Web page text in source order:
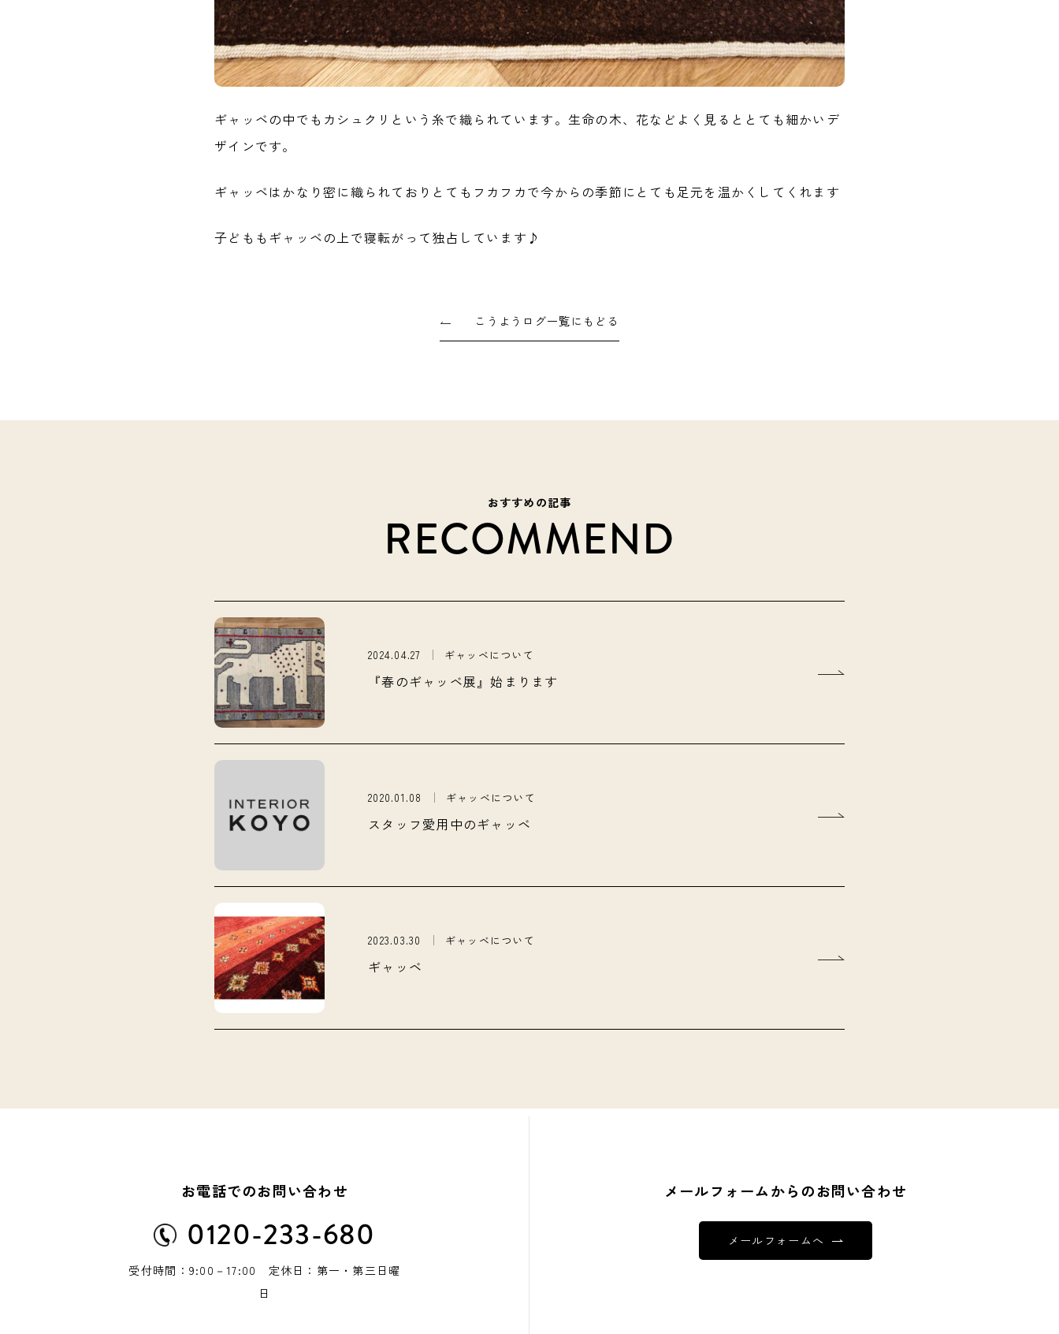
ギャッベの中でもカシュクリという糸で織られています。生命の木、花などよく見るととても細かいデ
ザインです。
ギャッベはかなり密に織られておりとてもフカフカで今からの季節にとても足元を温かくしてくれます
子どももギャッベの上で寝転がって独占しています♪
こうようログ一覧にもどる
おすすめの記事
RECOMMEND
2024.04.27 ギャッベについて
『春のギャッベ展』始まります
2020.01.08 ギャッベについて
スタッフ愛用中のギャッベ
2023.03.30 ギャッベについて
ギャッベ
お電話でのお問い合わせ
0120-233-680
受付時間：9:00－17:00 定休日：第一・第三日曜
日
メールフォームからのお問い合わせ
メールフォームへ